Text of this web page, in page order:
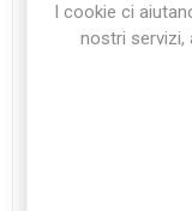
I cookie ci
nostri servizi,